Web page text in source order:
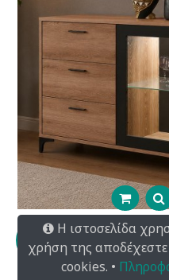
Μπουφές Marsh από
κατασκευής
Η ιστοσελίδα
χρήση της
cookies. •